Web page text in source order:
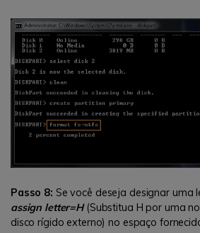
Passo 8: Se você deseja designar uma
assign letter=H(Substitua H por uma
disco rígido externo) no espaço